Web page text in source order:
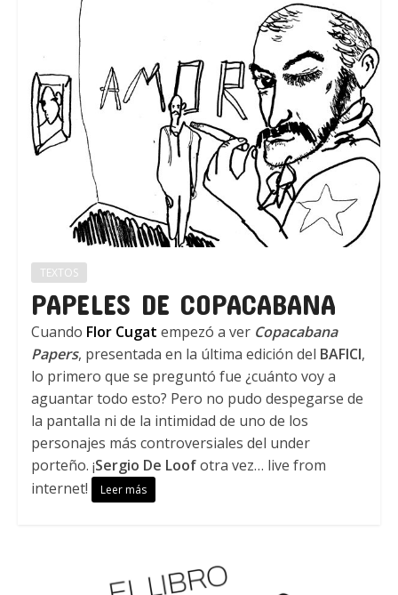
TEXTOS
PAPELES DE COPACABANA
Cuando Flor Cugat empezó a ver Copacabana
Papers, presentada en la última edición del BAFICI,
lo primero que se preguntó fue ¿cuánto voy a
aguantar todo esto? Pero no pudo despegarse de
la pantalla ni de la intimidad de uno de los
personajes más controversiales del under
porteño. ¡Sergio De Loofotra vez… live from
internet!
Leer más